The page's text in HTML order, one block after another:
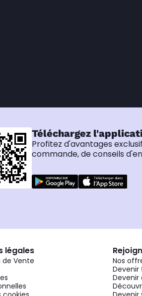
Téléchargez
Profitez d'avantages
commande, de conseils
légales
de Vente
Nos
Devenir
Devenir